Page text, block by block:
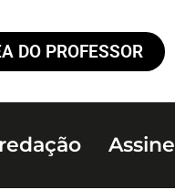
DO PROFESSOR
Assine